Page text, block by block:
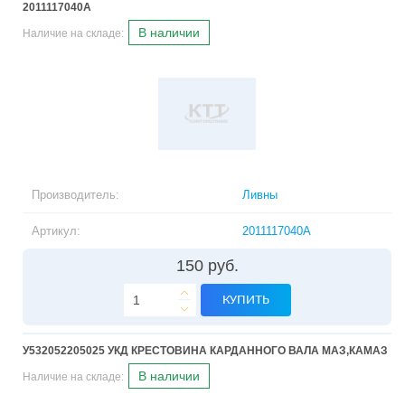
2011117040А
Наличие на складе: В наличии
Производитель: Ливны
Артикул: 2011117040А
150 руб.
КУПИТЬ
У532052205025 УКД КРЕСТОВИНА КАРДАННОГО ВАЛА МАЗ,КАМАЗ
Наличие на складе: В наличии